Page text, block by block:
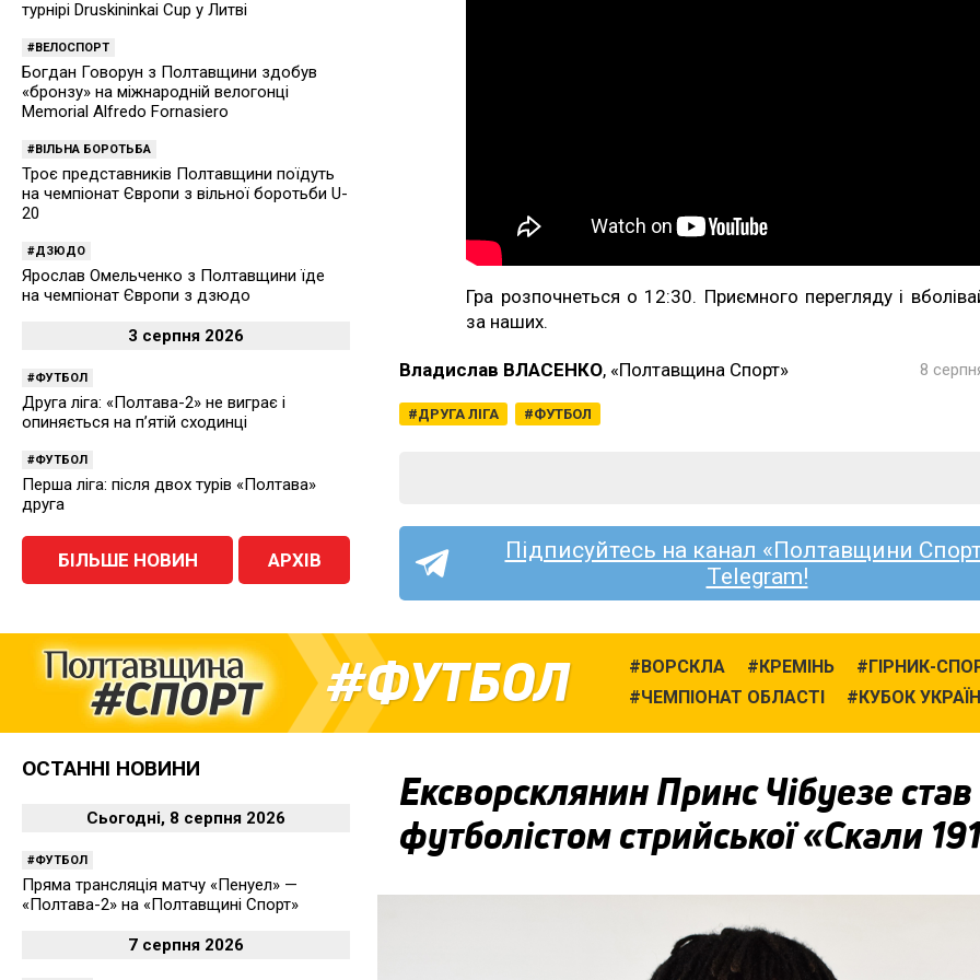
Гра розпочнеться о 12:30. Приємного перегляду і
за наших.
Владислав ВЛАСЕНКО, «Полтавщина Спорт»
ДРУГА ЛІГА ФУТБОЛ
8
Підписуйтесь на канал «Полтавщини
Telegram!
турнірі Druskininkai Cup у Литві
ВЕЛОСПОРТ
Богдан Говорун з Полтавщини здобув
«бронзу» на міжнародній велогонці
Memorial Alfredo Fornasiero
ВІЛЬНА БОРОТЬБА
Троє представників Полтавщини поїдуть
на чемпіонат Європи з вільної боротьби U-
20
ДЗЮДО
Ярослав Омельченко з Полтавщини їде
на чемпіонат Європи з дзюдо
3 серпня 2026
ФУТБОЛ
Друга ліга: «Полтава-2» не виграє і
опиняється на п’ятій сходинці
ФУТБОЛ
Перша ліга: після двох турів «Полтава»
друга
БІЛЬШЕ НОВИН АРХІВ
ФУТБОЛ ВОРСКЛА КРЕМІНЬ ГІРНИК-
ЧЕМПІОНАТ ОБЛАСТІ
КУБОК
Ексворсклянин Принс Чібуезе став
футболістом стрийської «Скали
ОСТАННІ НОВИНИ
Сьогодні, 8 серпня 2026
ФУТБОЛ
Пряма трансляція матчу «Пенуел» —
«Полтава-2» на «Полтавщині Спорт»
7 серпня 2026